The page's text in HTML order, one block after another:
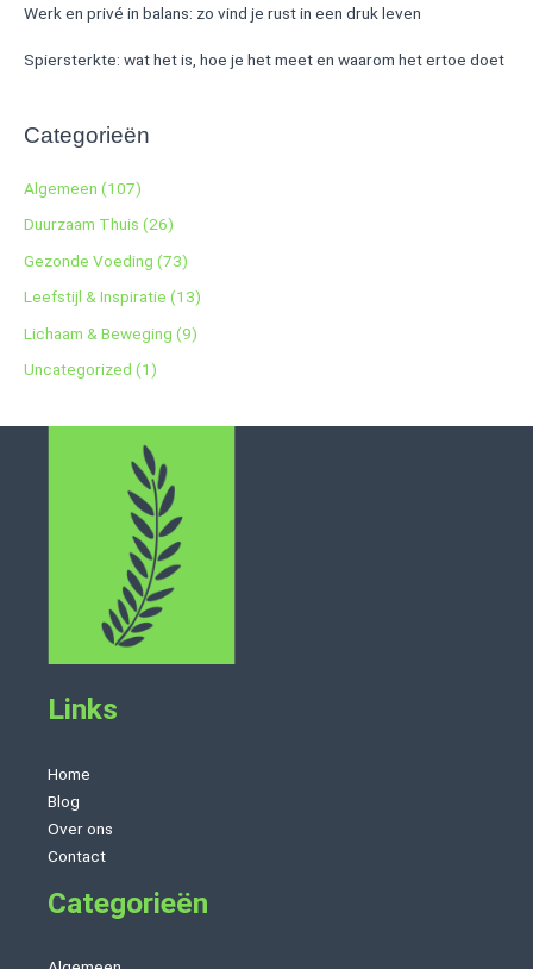
Werk en privé in balans: zo vind je rust in een druk leven
Spiersterkte: wat het is, hoe je het meet en waarom het ertoe doet
Categorieën
Algemeen (107)
Duurzaam Thuis (26)
Gezonde Voeding (73)
Leefstijl & Inspiratie (13)
Lichaam & Beweging (9)
Uncategorized (1)
Links
Home
Blog
Over ons
Contact
Categorieën